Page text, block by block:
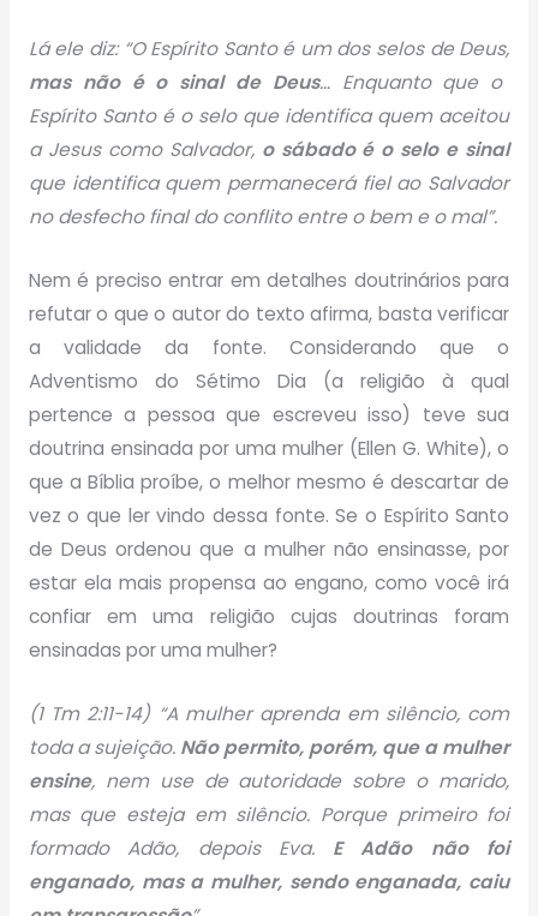
Lá ele diz: “O Espírito Santo é um dos selos de Deus,
mas não é o sinal de Deus… Enquanto que o
Espírito Santo é o selo que identifica quem aceitou
a Jesus como Salvador,o sábado é o selo e sinal
que identifica quem permanecerá fiel ao Salvador
no desfecho final do conflito entre o bem e o mal”.
Nem é preciso entrar em detalhes doutrinários para
refutar o que o autor do texto afirma, basta verificar
a validade da fonte. Considerando que o
Adventismo do Sétimo Dia (a religião à qual
pertence a pessoa que escreveu isso) teve sua
doutrina ensinada por uma mulher (Ellen G. White), o
que a Bíblia proíbe, o melhor mesmo é descartar de
vez o que ler vindo dessa fonte. Se o Espírito Santo
de Deus ordenou que a mulher não ensinasse, por
estar ela mais propensa ao engano, como você irá
confiar em uma religião cujas doutrinas foram
ensinadas por uma mulher?
(1 Tm 2:11-14) “A mulher aprenda em silêncio, com
toda a sujeição. Não permito, porém, que a mulher
ensine, nem use de autoridade sobre o marido,
mas que esteja em silêncio. Porque primeiro foi
formado Adão, depois Eva. E Adão não foi
enganado, mas a mulher, sendo enganada, caiu